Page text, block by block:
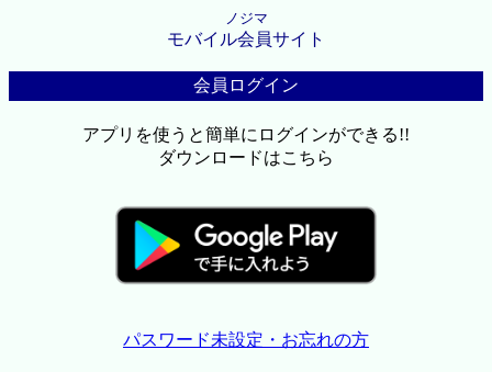
ノジマ
モバイル会員サイト
会員ログイン
アプリを使うと簡単にログインができる!!
ダウンロードはこちら
パスワード未設定・お忘れの方